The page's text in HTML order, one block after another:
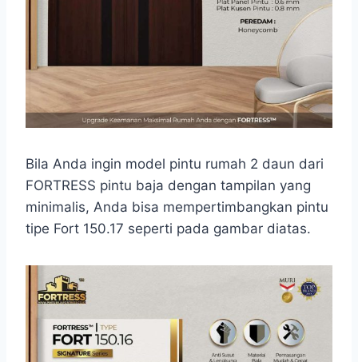
Bila Anda ingin model pintu rumah 2 daun dari
FORTRESS pintu baja dengan tampilan yang
minimalis, Anda bisa mempertimbangkan pintu
tipe Fort 150.17 seperti pada gambar diatas.